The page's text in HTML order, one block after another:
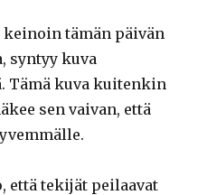
tämän päivän
syntyy kuva
kuva kuitenkin
sen vaivan, että
että tekijät peilaavat